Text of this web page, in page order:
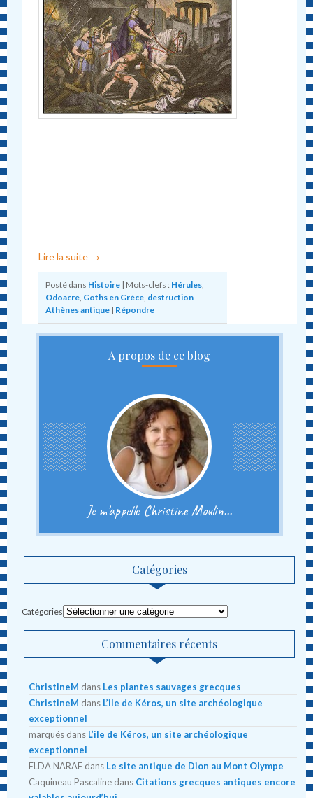
Lire la suite →
Posté dans Histoire | Mots-clefs : Hérules,
Odoacre, Goths en Grèce, destruction
Athènes antique | Répondre
A propos de ce blog
Je m'appelle Christine Moulin...
Catégories
Catégories
Commentaires récents
ChristineM dans Les plantes sauvages grecques
ChristineM dans L’ile de Kéros, un site archéologique
exceptionnel
marqués dans L’ile de Kéros, un site archéologique
exceptionnel
ELDA NARAF dans Le site antique de Dion au Mont Olympe
Caquineau Pascaline dans Citations grecques antiques encore